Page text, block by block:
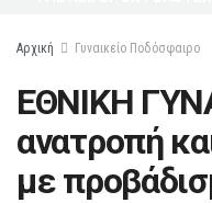
Αρχική Γυναικείο Ποδόσφαιρο
ΕΘΝΙΚΗ
ανατροπή
με